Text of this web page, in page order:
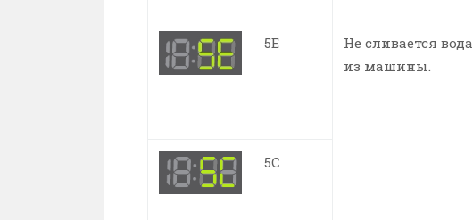
5E
Не сливается вода
из машины.
5C